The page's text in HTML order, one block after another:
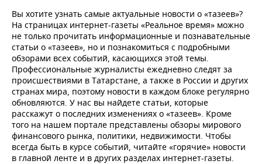
Вы хотите узнать самые актуальные новости о «тазеев»?
На страницах интернет-газеты «Реальное время» можно
не только прочитать информационные и познавательные
статьи о «тазеев», но и познакомиться с подробными
обзорами всех событий, касающихся этой темы.
Профессиональные журналисты ежедневно следят за
происшествиями в Татарстане, а также в России и других
странах мира, поэтому новости в каждом блоке регулярно
обновляются. У нас вы найдете статьи, которые
расскажут о последних изменениях о «тазеев». Кроме
того на нашем портале представлены обзоры мирового
финансового рынка, политики, недвижимости. Чтобы
всегда быть в курсе событий, читайте «горячие» новости
в главной ленте и в других разделах интернет-газеты.